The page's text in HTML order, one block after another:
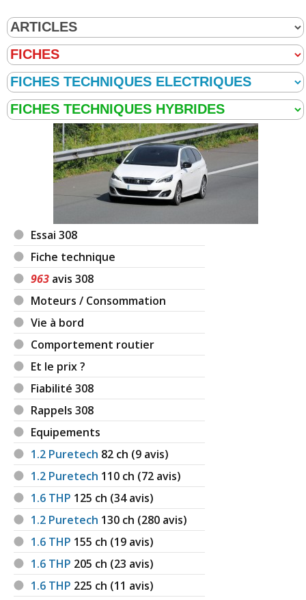
Essai 308
Fiche technique
963 avis 308
Moteurs / Consommation
Vie à bord
Comportement routier
Et le prix ?
Fiabilité 308
Rappels 308
Equipements
1.2 Puretech 82 ch (9 avis)
1.2 Puretech 110 ch (72 avis)
1.6 THP 125 ch (34 avis)
1.2 Puretech 130 ch (280 avis)
1.6 THP 155 ch (19 avis)
1.6 THP 205 ch (23 avis)
1.6 THP 225 ch (11 avis)